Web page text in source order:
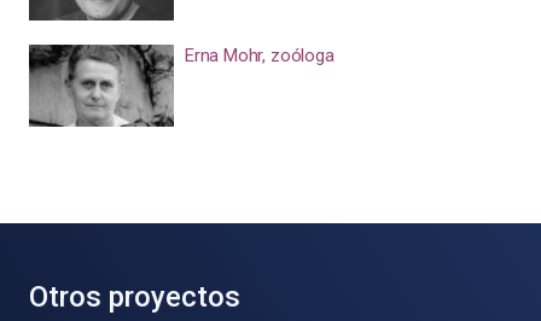
Erna Mohr, zoóloga
Otros proyectos